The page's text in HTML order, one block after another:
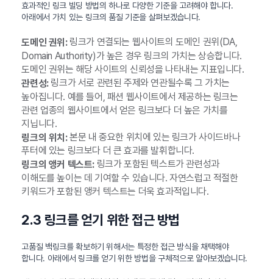
효과적인 링크 빌딩 방법의 하나로 다양한 기준을 고려해야 합니다.
아래에서 가치 있는 링크의 품질 기준을 살펴보겠습니다.
도메인 권위:링크가 연결되는 웹사이트의 도메인 권위(DA,
Domain Authority)가 높은 경우 링크의 가치는 상승합니다.
도메인 권위는 해당 사이트의 신뢰성을 나타내는 지표입니다.
관련성:링크가 서로 관련된 주제와 연관될수록 그 가치는
높아집니다. 예를 들어, 패션 웹사이트에서 제공하는 링크는
관련 업종의 웹사이트에서 얻은 링크보다 더 높은 가치를
지닙니다.
링크의 위치:본문 내 중요한 위치에 있는 링크가 사이드바나
푸터에 있는 링크보다 더 큰 효과를 발휘합니다.
링크의 앵커 텍스트:링크가 포함된 텍스트가 관련성과
이해도를 높이는 데 기여할 수 있습니다. 자연스럽고 적절한
키워드가 포함된 앵커 텍스트는 더욱 효과적입니다.
2.3 링크를 얻기 위한 접근 방법
고품질 백링크를 확보하기 위해서는 특정한 접근 방식을 채택해야
합니다. 아래에서 링크를 얻기 위한 방법을 구체적으로 알아보겠습니다.